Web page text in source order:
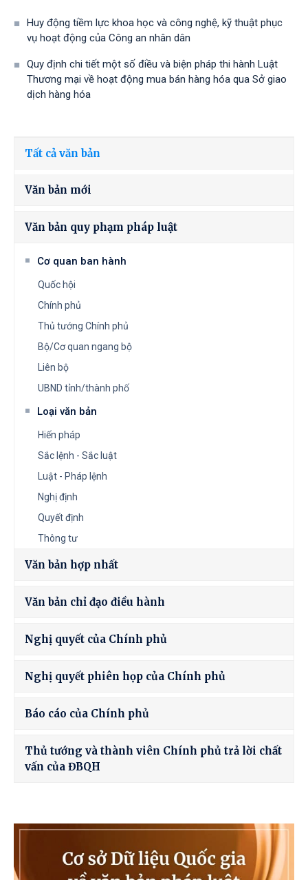
Huy động tiềm lực khoa học và công nghệ, kỹ thuật phục
vụ hoạt động của Công an nhân dân
Quy định chi tiết một số điều và biện pháp thi hành Luật
Thương mại về hoạt động mua bán hàng hóa qua Sở giao
dịch hàng hóa
Tất cả văn bản
Văn bản mới
Văn bản quy phạm pháp luật
Cơ quan ban hành
Quốc hội
Chính phủ
Thủ tướng Chính phủ
Bộ/Cơ quan ngang bộ
Liên bộ
UBND tỉnh/thành phố
Loại văn bản
Hiến pháp
Sắc lệnh - Sắc luật
Luật - Pháp lệnh
Nghị định
Quyết định
Thông tư
Văn bản hợp nhất
Văn bản chỉ đạo điều hành
Nghị quyết của Chính phủ
Nghị quyết phiên họp của Chính phủ
Báo cáo của Chính phủ
Thủ tướng và thành viên Chính phủ trả lời chất
vấn của ĐBQH